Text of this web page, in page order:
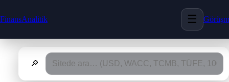
FinansAnalitik ☰
🔎